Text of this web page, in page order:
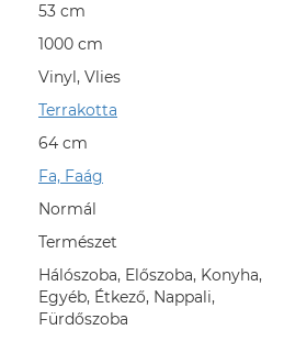
53 cm
1000 cm
Vinyl, Vlies
Terrakotta
64 cm
Fa, Faág
Normál
Természet
Hálószoba, Előszoba, Konyha,
Egyéb, Étkező, Nappali,
Fürdőszoba